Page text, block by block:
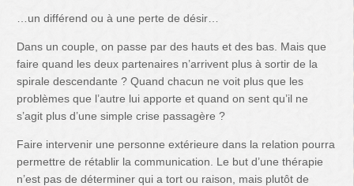
…un différend ou à une perte de désir…
Dans un couple, on passe par des hauts et des bas. Mais que
faire quand les deux partenaires n’arrivent plus à sortir de la
spirale descendante ? Quand chacun ne voit plus que les
problèmes que l’autre lui apporte et quand on sent qu’il ne
s’agit plus d’une simple crise passagère ?
Faire intervenir une personne extérieure dans la relation pourra
permettre de rétablir la communication. Le but d’une thérapie
n’est pas de déterminer qui a tort ou raison, mais plutôt de